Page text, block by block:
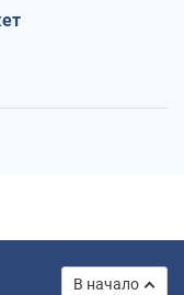
В начало